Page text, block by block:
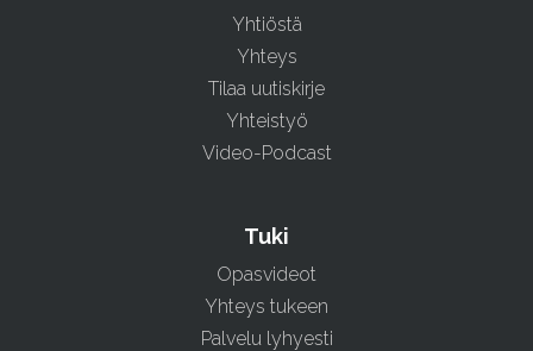
Yhtiöstä
Yhteys
Tilaa uutiskirje
Yhteistyö
Video-Podcast
Tuki
Opasvideot
Yhteys tukeen
Palvelu lyhyesti